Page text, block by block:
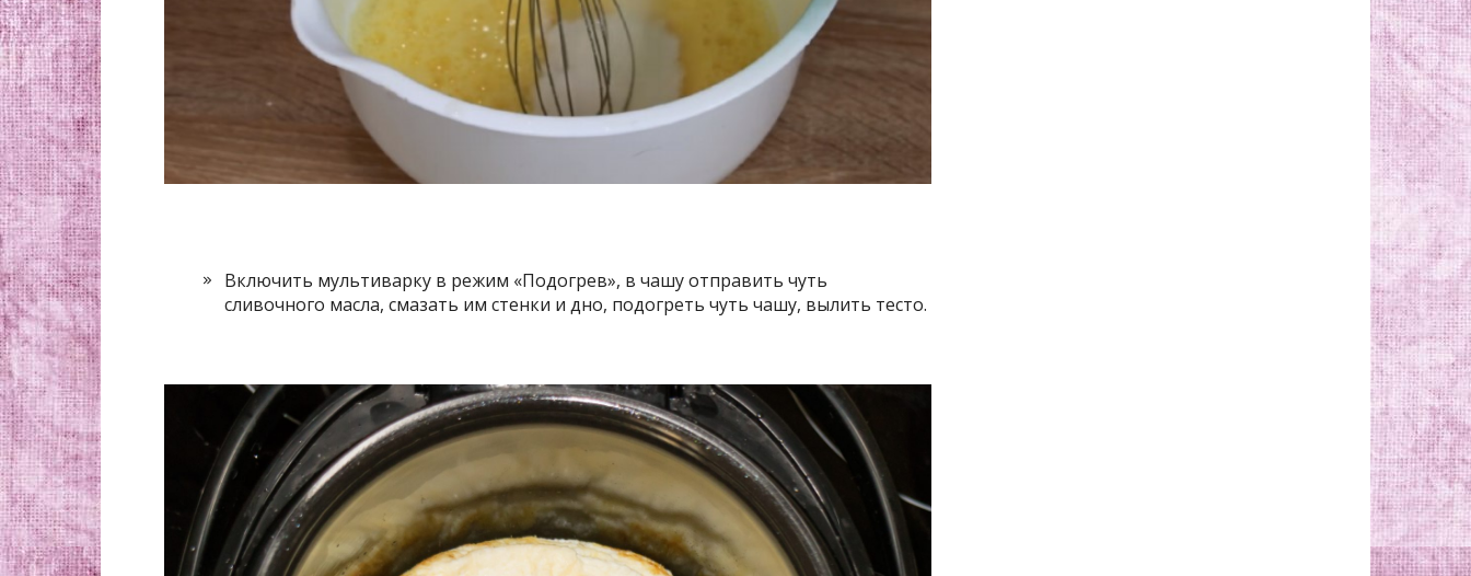
Включить мультиварку в режим «Подогрев», в чашу отправить чуть
сливочного масла, смазать им стенки и дно, подогреть чуть чашу, вылить тесто.